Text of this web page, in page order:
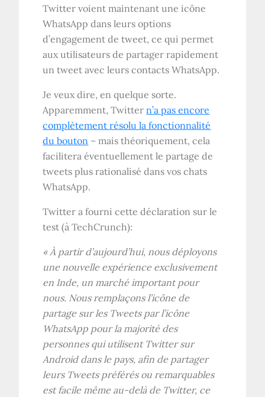
Twitter voient maintenant une icône
WhatsApp dans leurs options
d’engagement de tweet, ce qui permet
aux utilisateurs de partager rapidement
un tweet avec leurs contacts WhatsApp.
Je veux dire, en quelque sorte.
Apparemment, Twittern’a pas encore
complètement résolu la fonctionnalité
du bouton – mais théoriquement, cela
facilitera éventuellement le partage de
tweets plus rationalisé dans vos chats
WhatsApp.
Twitter a fourni cette déclaration sur le
test (à TechCrunch):
« À partir d’aujourd’hui, nous déployons
une nouvelle expérience exclusivement
en Inde, un marché important pour
nous. Nous remplaçons l’icône de
partage sur les Tweets par l’icône
WhatsApp pour la majorité des
personnes qui utilisent Twitter sur
Android dans le pays, afin de partager
leurs Tweets préférés ou remarquables
est facile même au-delà de Twitter, ce